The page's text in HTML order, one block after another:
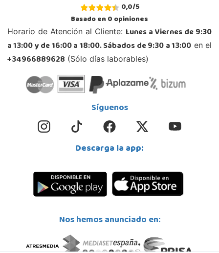
0,0/5
Basado en0opiniones
Horario de Atención al Cliente: Lunes a Viernes de 9:30
a 13:00 y de 16:00 a 18:00. Sábados de 9:30 a 13:00 en el
+34966889628 (Sólo días laborables)
Síguenos
Descarga la app:
Nos hemos anunciado en: